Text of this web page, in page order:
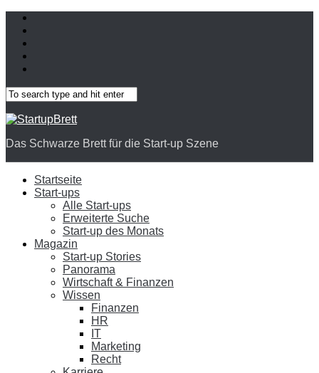
Das Schwarze Brett für die Start-up Szene
Startseite
Start-ups
Alle Start-ups
Erweiterte Suche
Start-up des Monats
Magazin
Start-up Stories
Panorama
Wirtschaft & Finanzen
Wissen
Finanzen
HR
IT
Marketing
Recht